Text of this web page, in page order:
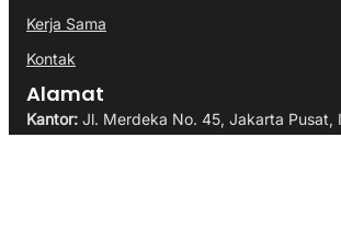
Kerja Sama
Kontak
Alamat
Kantor: Jl. Merdeka No. 45, Jakarta Pusat,